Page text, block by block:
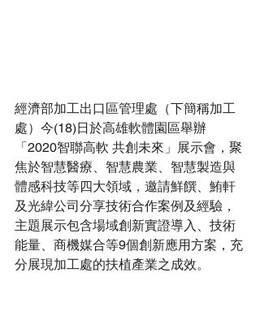
經濟部加工出口區管理處（下簡稱加工
處）今(18)日於高雄軟體園區舉辦
「2020智聯高軟 共創未來」展示會，聚
焦於智慧醫療、智慧農業、智慧製造與
體感科技等四大領域，邀請鮮饌、鮪軒
及光緯公司分享技術合作案例及經驗，
主題展示包含場域創新實證導入、技術
能量、商機媒合等9個創新應用方案，充
分展現加工處的扶植產業之成效。